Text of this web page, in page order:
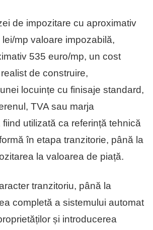
de impozitare cu aproximativ
mp valoare impozabilă,
535 euro/mp, un cost
de construire,
locuințe cu finisaje standard,
TVA sau marja
utilizată ca referință tehnică
în etapa tranzitorie, până la
la valoarea de piață.
tranzitoriu, până la
completă a sistemului automat
și introducerea